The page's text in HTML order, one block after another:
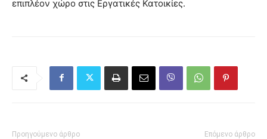
επιπλέον χώρο στις Εργατικές Κατοικίες.
Προηγούμενο άρθρο Επόμενο άρθρο